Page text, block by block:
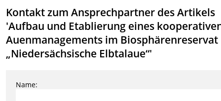
Kontakt zum Ansprechpartner des Artikels
'Aufbau und Etablierung eines
Auenmanagements im Biosphärenreservat
„Niedersächsische Elbtalaue“'
Name: